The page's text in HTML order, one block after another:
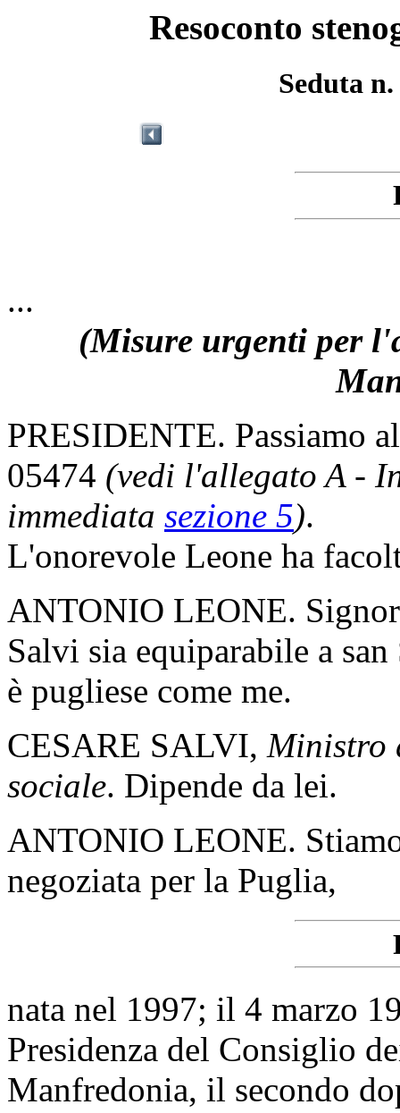
Resoconto
Seduta
...
(Misure urgenti per
PRESIDENTE. Passiamo
05474 (vedi l'allegato A -
immediata sezione 5).
L'onorevole Leone ha
ANTONIO LEONE.
Salvi sia equiparabile a san
è pugliese come me.
CESARE SALVI, Ministro
sociale. Dipende da lei.
ANTONIO LEONE.
negoziata per la Puglia,
nata nel 1997; il 4 marzo
Presidenza del Consiglio
Manfredonia, il secondo